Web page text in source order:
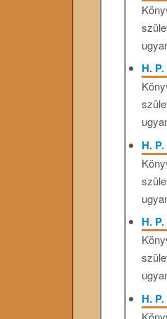
H.
H.
H.
H.